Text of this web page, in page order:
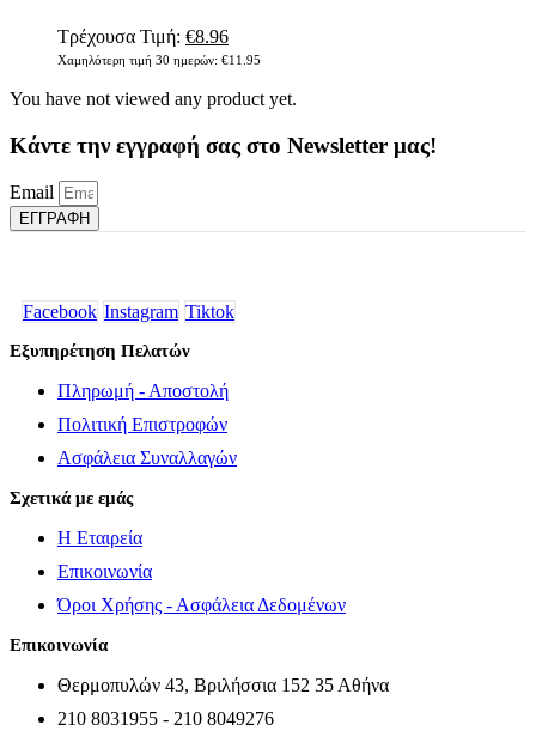
επιλεγούν
του
Τρέχουσα Τιμή: Original
price
€11.95.
€8.96Η
τρέχουσα
είναι:
Χαμηλότερη τιμή 30 ημερών: €11.95
You have not viewed any product yet.
Κάντε την εγγραφή σας στο Newsletter μας!
Email
ΕΓΓΡΑΦΗ
Facebook Instagram Tiktok
Εξυπηρέτηση Πελατών
Πληρωμή - Αποστολή
Πολιτική Επιστροφών
Ασφάλεια Συναλλαγών
Σχετικά με εμάς
Η Εταιρεία
Επικοινωνία
Όροι Χρήσης - Ασφάλεια Δεδομένων
Επικοινωνία
Θερμοπυλών 43, Βριλήσσια 152 35 Αθήνα
210 8031955 - 210 8049276